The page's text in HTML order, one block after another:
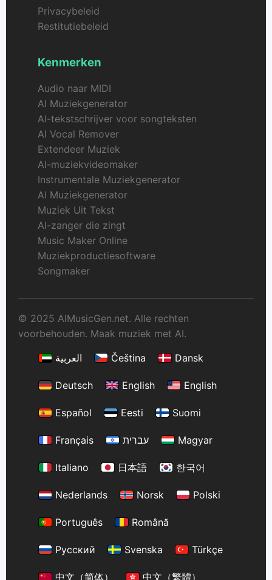
Privacybeleid
Restitutiebeleid
Kenmerken
Audio naar MIDI
AI Muziekgenerator
AI-tekstschrijver voor songteksten
AI Vocal Remover
Extendeer Muziek
AI-muziekvideomaker
Instrumentale Muziekgenerator
AI Muziekgenerator
Muziek Uit Tekst
AI-zanger die zingt
Music Maker Online
Muziekproductiesoftware
Songmaker
© 2025 AIMusicGen.net. Alle rechten
voorbehouden. Maak muziek met AI.
العربية
Čeština Dansk
Deutsch English English
Español Eesti Suomi
Français עברית Magyar
Italiano 日本語 한국어
Nederlands Norsk Polski
Português Română
Русский Svenska Türkçe
中文（简体） 中文（繁體）